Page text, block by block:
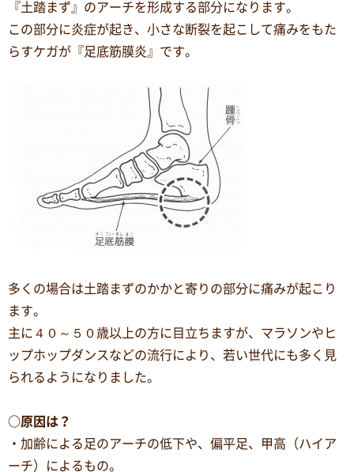
『土踏まず』のアーチを形成する部分になります。
この部分に炎症が起き、小さな断裂を起こして痛みをもた
らすケガが『足底筋膜炎』です。
多くの場合は土踏まずのかかと寄りの部分に痛みが起こり
ます。
主に４０～５０歳以上の方に目立ちますが、マラソンやヒ
ップホップダンスなどの流行により、若い世代にも多く見
られるようになりました。
○原因は？
・加齢による足のアーチの低下や、偏平足、甲高（ハイア
ーチ）によるもの。